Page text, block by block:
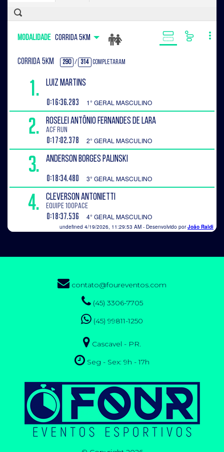
contato@foureventos.com
(45) 3306-7705
(45) 99811-1250
Cascavel - PR.
Seg - Sex: 9h - 17h